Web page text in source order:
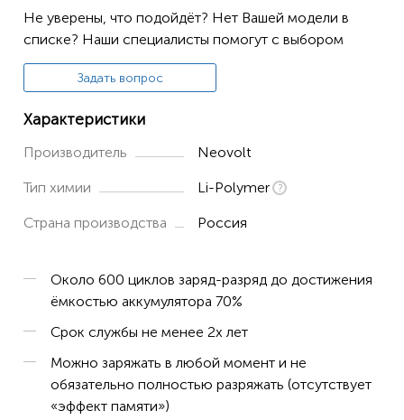
Не уверены, что подойдёт? Нет Вашей модели в
списке? Наши специалисты помогут с выбором
Задать вопрос
Характеристики
Производитель Neovolt
Тип химии Li-Polymer
Страна производства Россия
Около 600 циклов заряд-разряд до достижения
ёмкостью аккумулятора 70%
Срок службы не менее 2х лет
Можно заряжать в любой момент и не
обязательно полностью разряжать (отсутствует
«эффект памяти»)